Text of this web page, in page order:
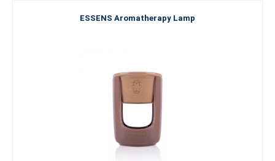
ESSENS Aromatherapy Lamp